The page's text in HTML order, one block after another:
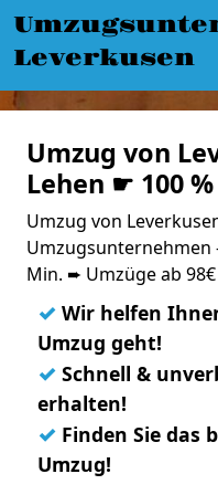
Leverkusen
Umzug von
Lehen ☛ 100
Umzug von
Umzugsunternehmen
Min. ➨ Umzüge ab 98€
✓ Wir helfen
Umzug geht!
✓ Schnell &
erhalten!
✓ Finden Sie das
Umzug!